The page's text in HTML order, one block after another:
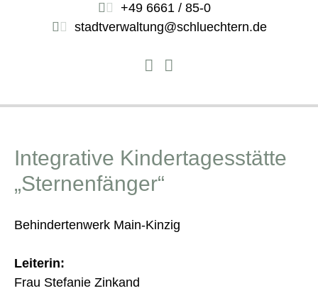
+49 6661 / 85-0
stadtverwaltung@schluechtern.de
Integrative Kindertagesstätte
„Sternenfänger“
Behindertenwerk Main-Kinzig
Leiterin:
Frau Stefanie Zinkand